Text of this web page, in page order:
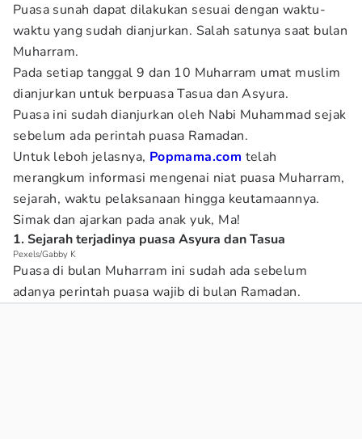
Puasa sunah dapat dilakukan sesuai dengan waktu-
waktu yang sudah dianjurkan. Salah satunya saat bulan
Muharram.
Pada setiap tanggal 9 dan 10 Muharram umat muslim
dianjurkan untuk berpuasa Tasua dan Asyura.
Puasa ini sudah dianjurkan oleh Nabi Muhammad sejak
sebelum ada perintah puasa Ramadan.
Untuk leboh jelasnya, Popmama.com telah
merangkum informasi mengenai niat puasa Muharram,
sejarah, waktu pelaksanaan hingga keutamaannya.
Simak dan ajarkan pada anak yuk, Ma!
1. Sejarah terjadinya puasa Asyura dan Tasua
Pexels/Gabby K
Puasa di bulan Muharram ini sudah ada sebelum
adanya perintah puasa wajib di bulan Ramadan.